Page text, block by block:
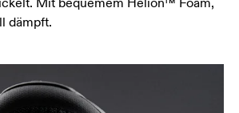
dämpft.